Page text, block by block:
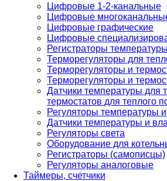
Цифровые 1-2-канальные
Цифровые
Цифровые графические
Цифровые
Регистраторы температуры
Терморегуляторы для
Терморегуляторы и
Терморегуляторы и
Датчики температуры для
термостатов для теплого
Регуляторы температуры
Датчики температуры и
Регуляторы света
Оборудование для
Регистраторы (самописцы)
Регуляторы аналоговые
Таймеры, счетчики